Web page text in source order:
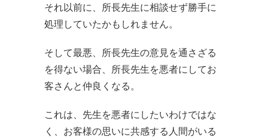
それ以前に、所長先生に相談せず勝手に
処理していたかもしれません。
そして最悪、所長先生の意見を通さざる
を得ない場合、所長先生を悪者にしてお
客さんと仲良くなる。
これは、先生を悪者にしたいわけではな
く、お客様の思いに共感する人間がいる